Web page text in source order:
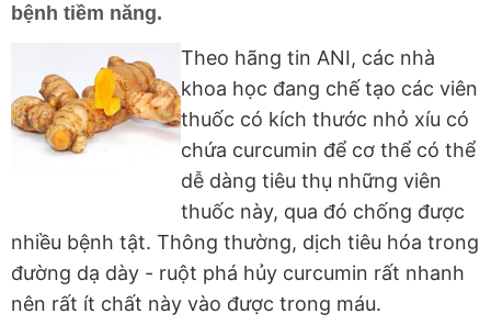
bệnh tiềm năng.
Theo hãng tin ANI, các nhà
khoa học đang chế tạo các viên
thuốc có kích thước nhỏ xíu có
chứa curcumin để cơ thể có thể
dễ dàng tiêu thụ những viên
thuốc này, qua đó chống được
nhiều bệnh tật. Thông thường, dịch tiêu hóa trong
đường dạ dày - ruột phá hủy curcumin rất nhanh
nên rất ít chất này vào được trong máu.